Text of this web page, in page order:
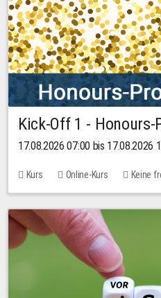
Kick-Off 1 - Honours-
17.08.2026 07:00 bis 17.08.2026
Kurs Online-Kurs Keine